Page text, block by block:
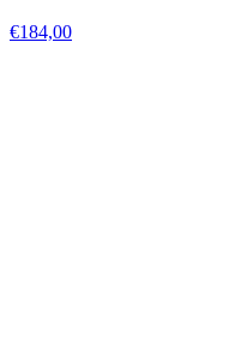
€184,00